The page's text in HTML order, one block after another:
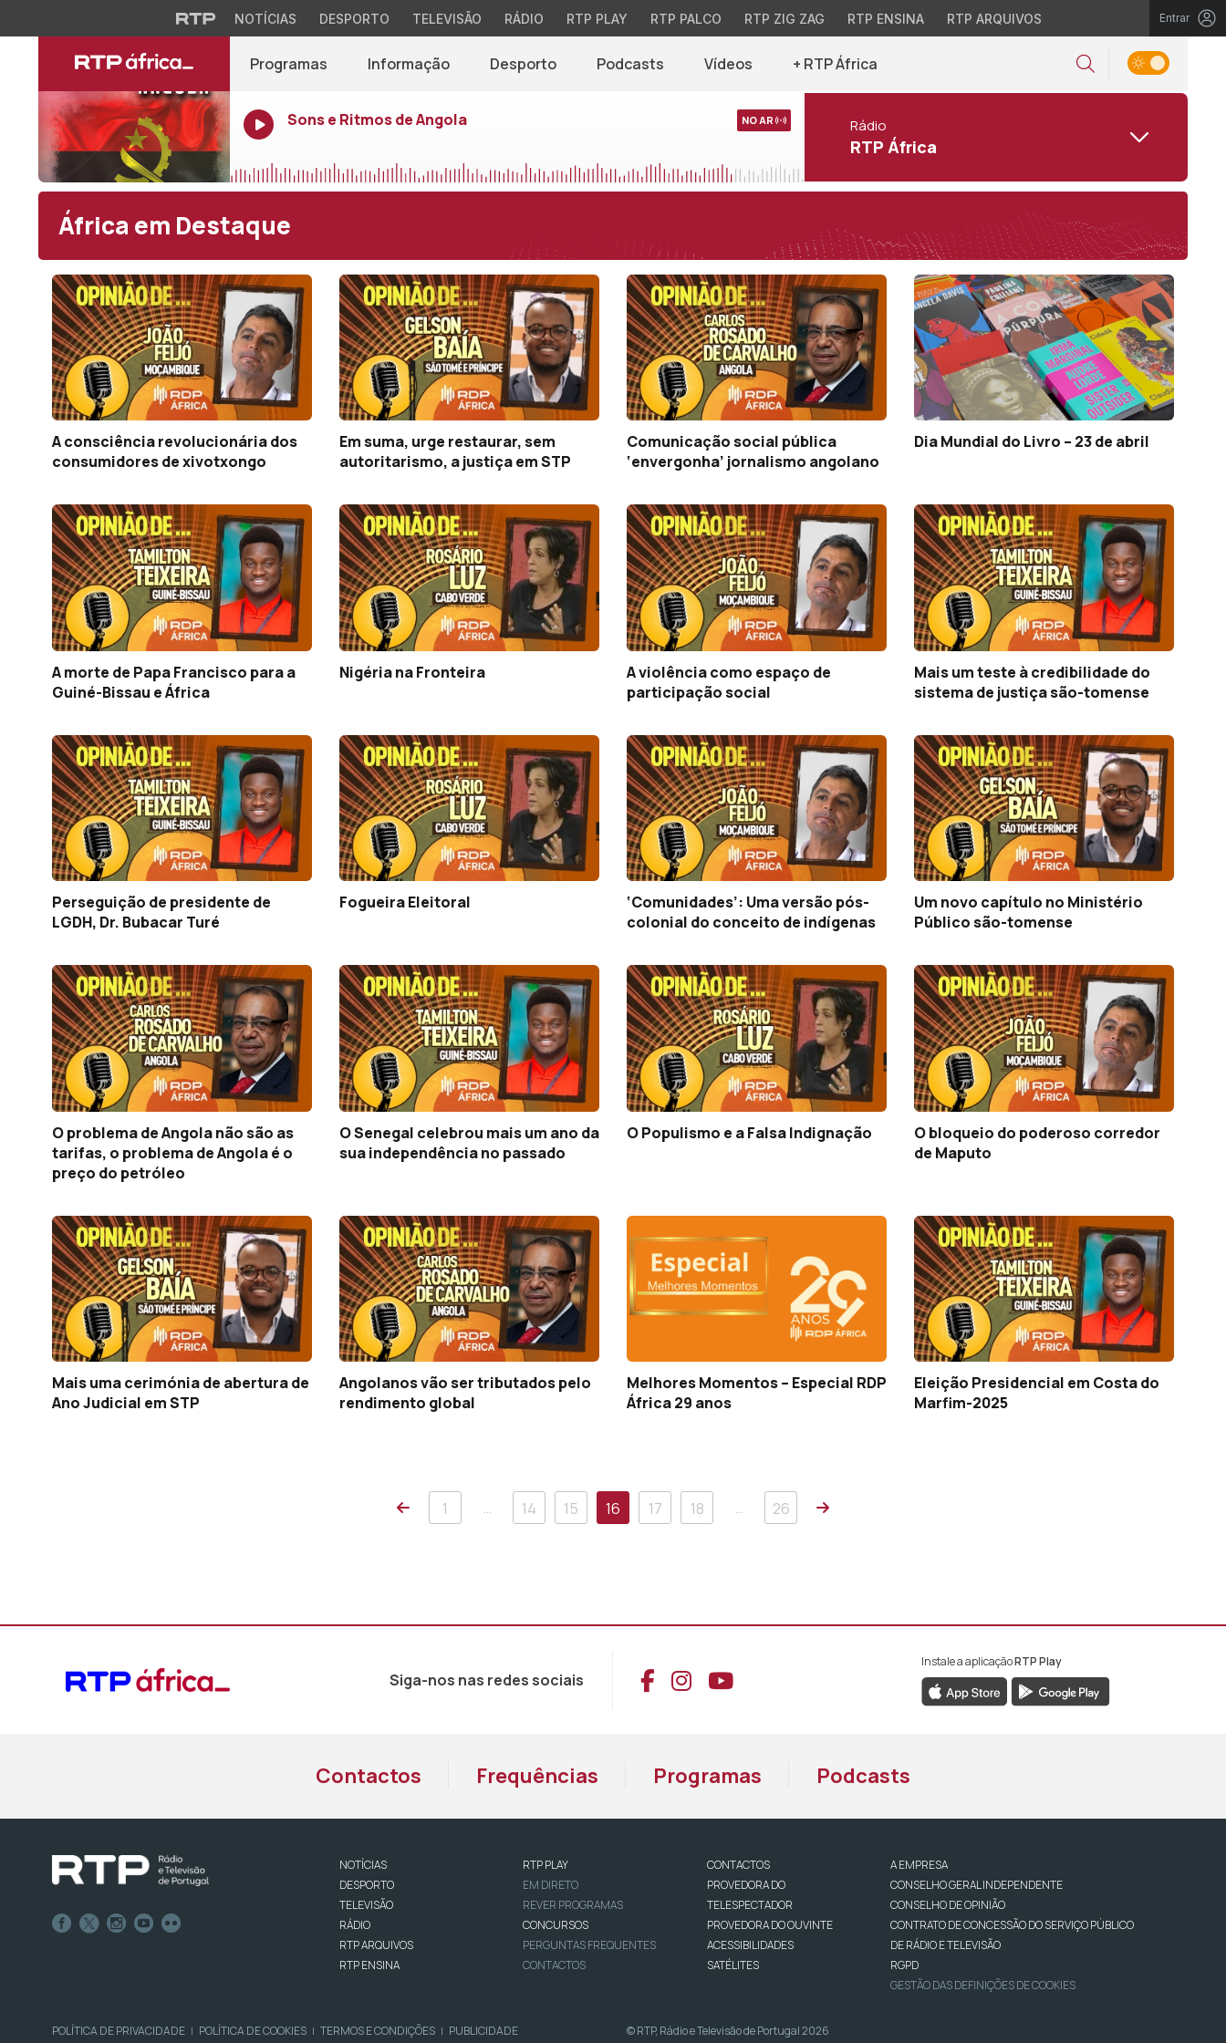
NOTÍCIAS DESPORTO TELEVISÃO RÁDIO RTP PLAY RTP PALCO RTP ZIG ZAG RTP ENSINA RTP ARQUIVOS Entrar
Programas Informação Desporto Podcasts Vídeos + RTP África
Sons e Ritmos de Angola NO AR Rádio
RTP África
África em Destaque
A consciência revolucionária dos
consumidores de xivotxongo
Em suma, urge restaurar, sem
autoritarismo, a justiça em STP
Comunicação social pública
‘envergonha’ jornalismo angolano
Dia Mundial do Livro – 23 de abril
A morte de Papa Francisco para a
Guiné-Bissau e África
Nigéria na Fronteira
A violência como espaço de
participação social
Mais um teste à credibilidade do
sistema de justiça são-tomense
Perseguição de presidente de
LGDH, Dr. Bubacar Turé
Fogueira Eleitoral
‘Comunidades’: Uma versão pós-
colonial do conceito de indígenas
Um novo capítulo no Ministério
Público são-tomense
O problema de Angola não são as
tarifas, o problema de Angola é o
preço do petróleo
O Senegal celebrou mais um ano da
sua independência no passado
O Populismo e a Falsa Indignação
O bloqueio do poderoso corredor
de Maputo
Mais uma cerimónia de abertura de
Ano Judicial em STP
Angolanos vão ser tributados pelo
rendimento global
Melhores Momentos – Especial RDP
África 29 anos
Eleição Presidencial em Costa do
Marfim-2025
Anterior
1 … 14 15 16 17 18 … 26 Próxima
Siga-nos nas redes sociais Aceder ao Facebook da RTP África
Aceder ao Instagram da RTP África
Aceder ao YouTube da RTP África
Instale a aplicaçãoRTP Play
Contactos Frequências Programas Podcasts
NOTÍCIAS
DESPORTO
TELEVISÃO
RÁDIO
RTP ARQUIVOS
RTP ENSINA
RTP PLAY
EM DIRETO
REVER PROGRAMAS
CONCURSOS
PERGUNTAS FREQUENTES
CONTACTOS
CONTACTOS
PROVEDORA DO
TELESPECTADOR
PROVEDORA DO OUVINTE
ACESSIBILIDADES
SATÉLITES
A EMPRESA
CONSELHO GERAL INDEPENDENTE
CONSELHO DE OPINIÃO
CONTRATO DE CONCESSÃO DO SERVIÇO PÚBLICO
DE RÁDIO E TELEVISÃO
RGPD
GESTÃO DAS DEFINIÇÕES DE COOKIES
POLÍTICA DE PRIVACIDADE | POLÍTICA DE COOKIES | TERMOS E CONDIÇÕES | PUBLICIDADE © RTP, Rádio e Televisão de Portugal 2026